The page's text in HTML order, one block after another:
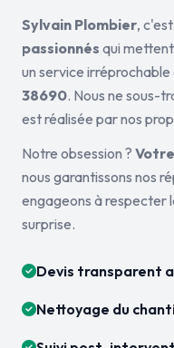
Sylvain Plombier,
passionnés qui
un service irréprochable
38690. Nous ne sous-
est réalisée par nos
Notre obsession ?
nous garantissons nos
engageons à respecter
surprise.
Devis transparent
Nettoyage du